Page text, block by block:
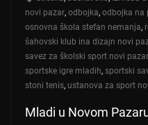
novi pazar, odbojka, odbojka na
osnovna škola stefan nemanja,
šahovski klub ina dizajn novi
savez za školski sport novi pazar
sportske igre mladih, sportski
stoni tenis, ustanova za sport
Mladi u Novom